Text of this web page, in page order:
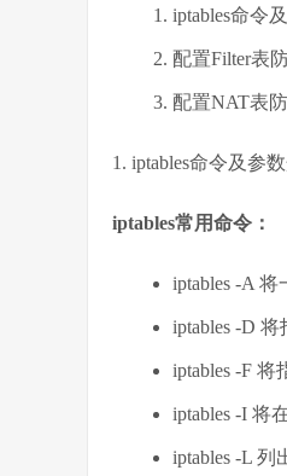
iptables命令
配置Filter表
配置NAT表
1. iptables命令及参
iptables常用命令：
iptables -A
iptables -D
iptables -F
iptables -I 将
iptables -L 列